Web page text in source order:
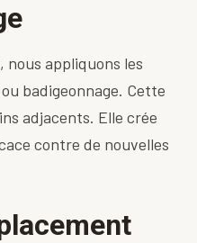
nous appliquons les
badigeonnage. Cette
adjacents. Elle crée
contre de nouvelles